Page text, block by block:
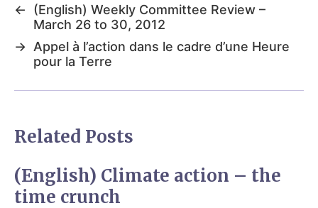
←
(English) Weekly Committee Review –
March 26 to 30, 2012
→ Appel à l’action dans le cadre d’une Heure
pour la Terre
Related Posts
(English) Climate action – the
time crunch